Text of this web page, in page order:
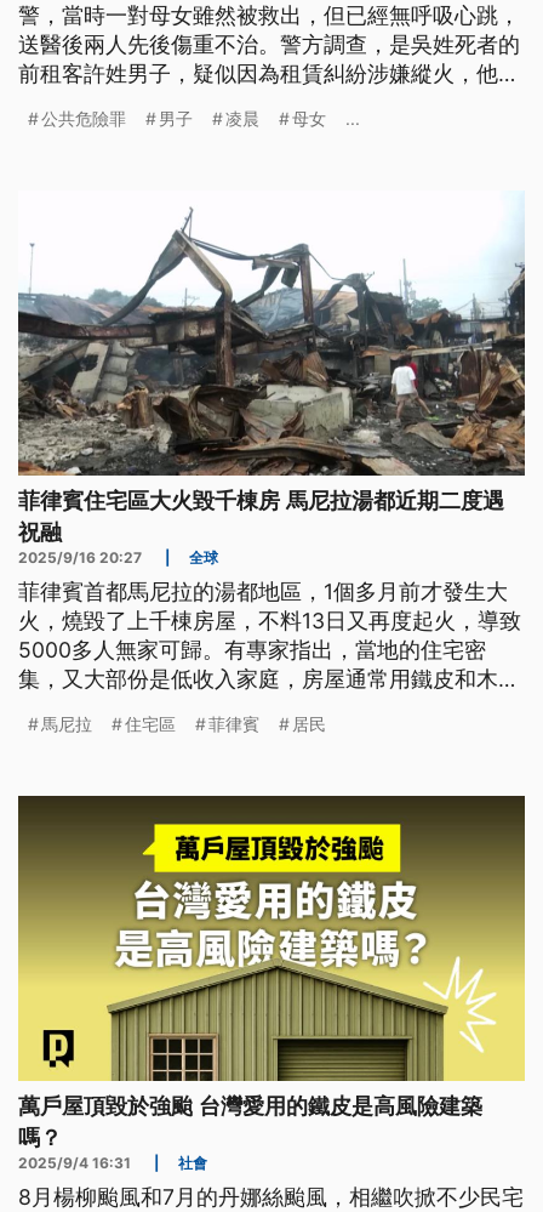
警，當時一對母女雖然被救出，但已經無呼吸心跳，
送醫後兩人先後傷重不治。警方調查，是吳姓死者的
前租客許姓男子，疑似因為租賃糾紛涉嫌縱火，他案
生火警，警方已循線逮捕許姓男子。
公共危險罪 男子 凌晨 母女 ...
菲律賓住宅區大火毀千棟房 馬尼拉湯都近期二度遇
祝融
2025/9/16 20:27 全球
菲律賓首都馬尼拉的湯都地區，1個多月前才發生大
火，燒毀了上千棟房屋，不料13日又再度起火，導致
5000多人無家可歸。有專家指出，當地的住宅密
集，又大部份是低收入家庭，房屋通常用鐵皮和木材
馬尼拉 住宅區 菲律賓 居民
萬戶屋頂毀於強颱 台灣愛用的鐵皮是高風險建築
嗎？
2025/9/4 16:31 社會
8月楊柳颱風和7月的丹娜絲颱風，相繼吹掀不少民宅